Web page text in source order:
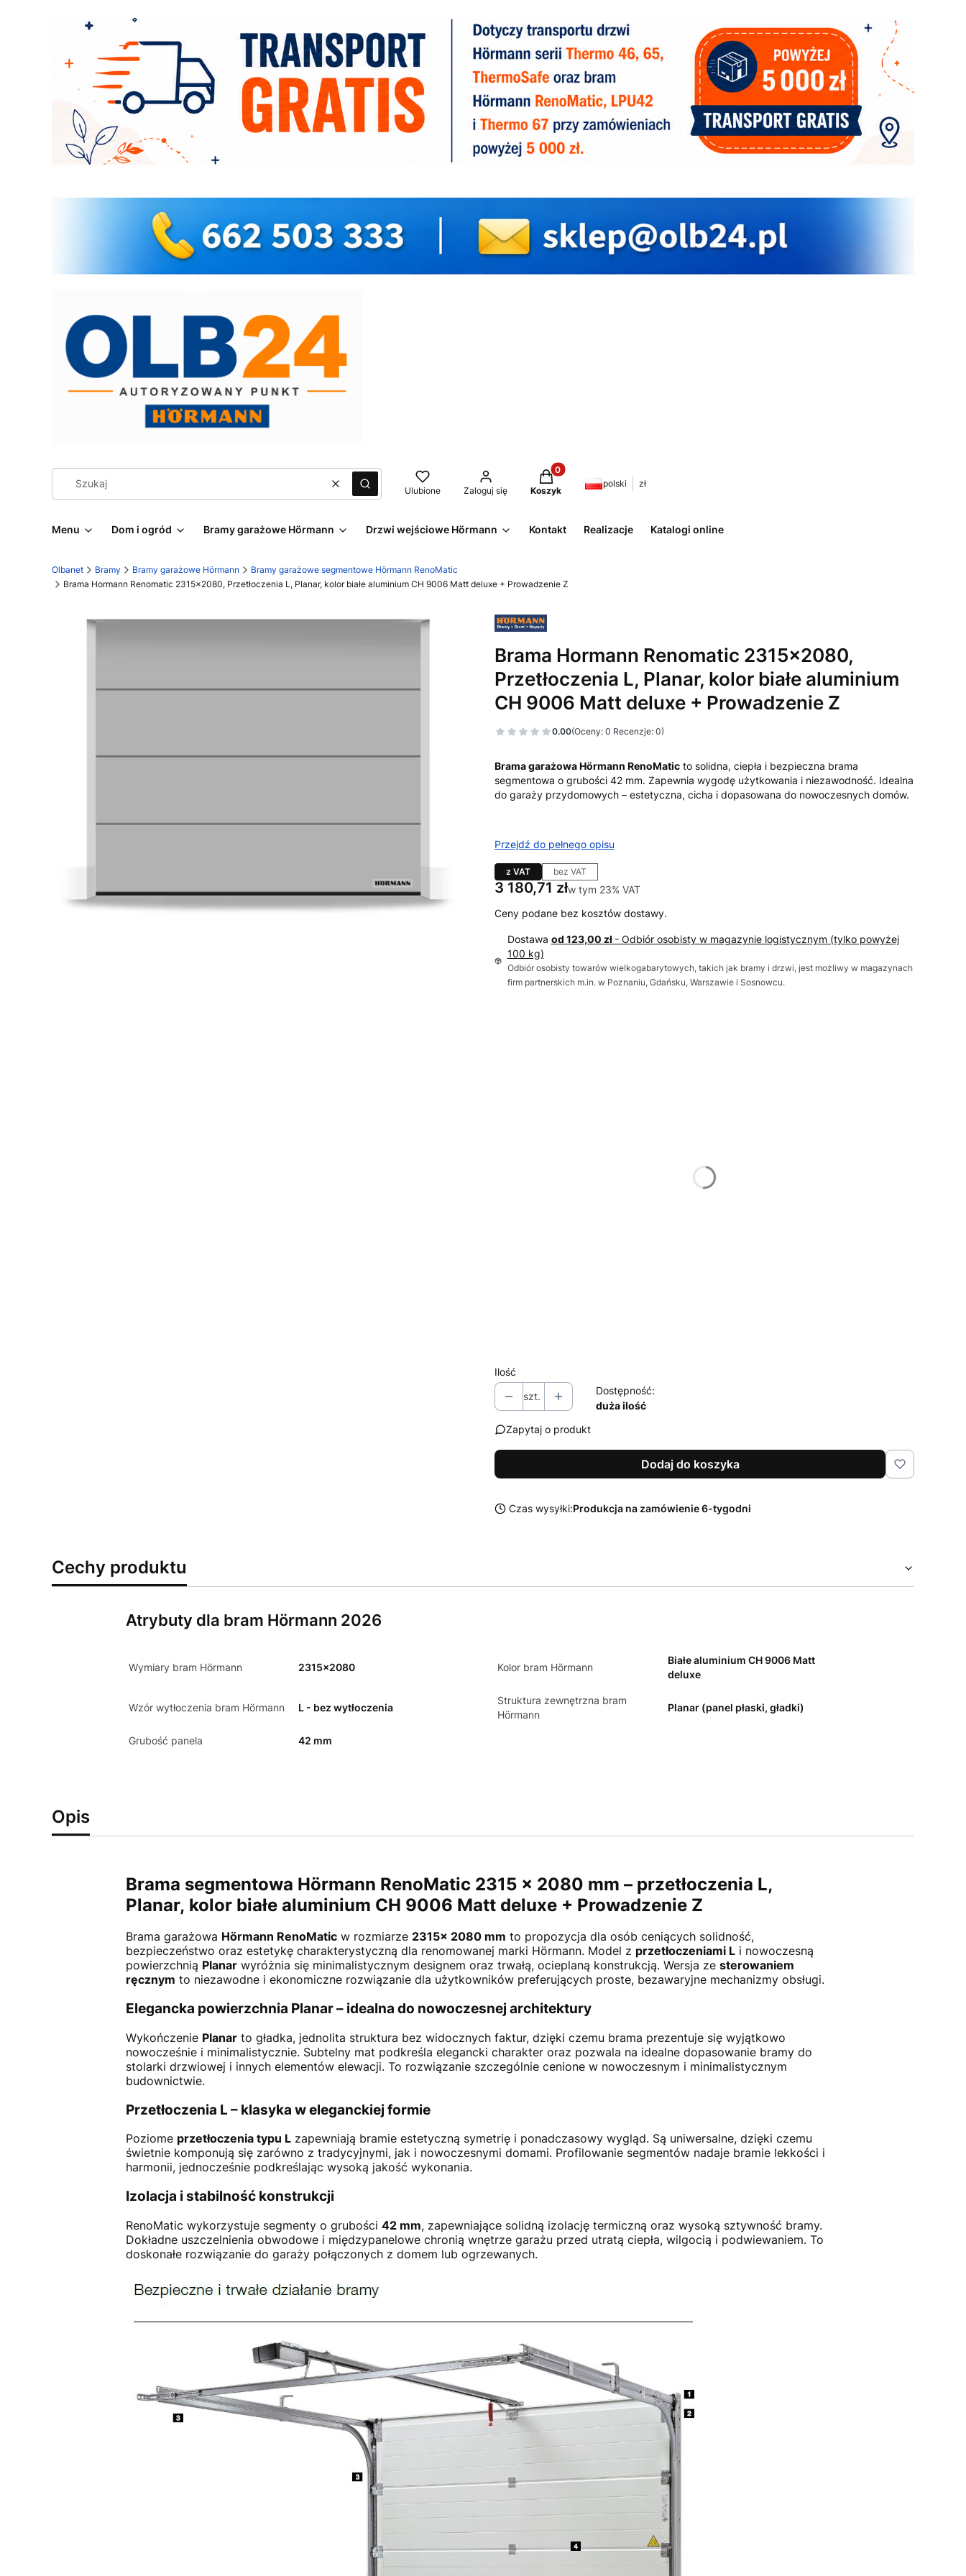
WyczyśćSzukaj Ulubione Zaloguj się
Produkty w koszyku: 0. Zobacz szczegóły
Koszyk
polski zł
Menu Dom i ogród Bramy garażowe Hörmann Drzwi wejściowe Hörmann Kontakt Realizacje Katalogi online
Olbanet Bramy Bramy garażowe Hörmann
Bramy garażowe segmentowe Hörmann RenoMatic
Brama Hormann Renomatic 2315x2080, Przetłoczenia L, Planar, kolor białe aluminium CH 9006 Matt deluxe + Prowadzenie Z
Brama Hormann Renomatic 2315x2080,
Przetłoczenia L, Planar, kolor białe aluminium
CH 9006 Matt deluxe + Prowadzenie Z
0.00(Oceny: 0 Recenzje: 0)
Brama garażowa Hörmann RenoMatic to solidna, ciepła i bezpieczna brama
segmentowa o grubości 42 mm. Zapewnia wygodę użytkowania i niezawodność. Idealna
do garaży przydomowych – estetyczna, cicha i dopasowana do nowoczesnych domów.
Przejdź do pełnego opisu
z VAT bez VAT
Cena
3 180,71 złw tym 23% VAT
w tym 23% VAT
Ceny podane bez kosztów dostawy.
Dostawa od 123,00 zł - Odbiór osobisty w magazynie logistycznym (tylko powyżej
100 kg)
Odbiór osobisty towarów wielkogabarytowych, takich jak bramy i drzwi, jest możliwy w magazynach
firm partnerskich m.in. w Poznaniu, Gdańsku, Warszawie i Sosnowcu.
Ilość
szt.
Dostępność:
duża ilość
Zapytaj o produkt
Dodaj do koszyka
Czas wysyłki:Produkcja na zamówienie 6-tygodni
Cechy produktu
Atrybuty dla bram Hörmann 2026
Wymiary bram Hörmann 2315x2080 Kolor bram Hörmann
Białe aluminium CH 9006 Matt
deluxe
Wzór wytłoczenia bram Hörmann L - bez wytłoczenia
Struktura zewnętrzna bram
Hörmann
Planar (panel płaski, gładki)
Grubość panela 42 mm
Opis
Brama segmentowa Hörmann RenoMatic 2315 × 2080 mm – przetłoczenia L,
Planar, kolor białe aluminium CH 9006 Matt deluxe + Prowadzenie Z
Brama garażowa Hörmann RenoMaticw rozmiarze 2315× 2080 mm to propozycja dla osób ceniących solidność,
bezpieczeństwo oraz estetykę charakterystyczną dla renomowanej marki Hörmann. Model z przetłoczeniami Li nowoczesną
powierzchnią Planarwyróżnia się minimalistycznym designem oraz trwałą, ocieplaną konstrukcją. Wersja ze sterowaniem
ręcznym to niezawodne i ekonomiczne rozwiązanie dla użytkowników preferujących proste, bezawaryjne mechanizmy obsługi.
Elegancka powierzchnia Planar – idealna do nowoczesnej architektury
Wykończenie Planarto gładka, jednolita struktura bez widocznych faktur, dzięki czemu brama prezentuje się wyjątkowo
nowocześnie i minimalistycznie. Subtelny mat podkreśla elegancki charakter oraz pozwala na idealne dopasowanie bramy do
stolarki drzwiowej i innych elementów elewacji. To rozwiązanie szczególnie cenione w nowoczesnym i minimalistycznym
budownictwie.
Przetłoczenia L – klasyka w eleganckiej formie
Poziome przetłoczenia typu Lzapewniają bramie estetyczną symetrię i ponadczasowy wygląd. Są uniwersalne, dzięki czemu
świetnie komponują się zarówno z tradycyjnymi, jak i nowoczesnymi domami. Profilowanie segmentów nadaje bramie lekkości i
harmonii, jednocześnie podkreślając wysoką jakość wykonania.
Izolacja i stabilność konstrukcji
RenoMatic wykorzystuje segmenty o grubości 42 mm, zapewniające solidną izolację termiczną oraz wysoką sztywność bramy.
Dokładne uszczelnienia obwodowe i międzypanelowe chronią wnętrze garażu przed utratą ciepła, wilgocią i podwiewaniem. To
doskonałe rozwiązanie do garaży połączonych z domem lub ogrzewanych.